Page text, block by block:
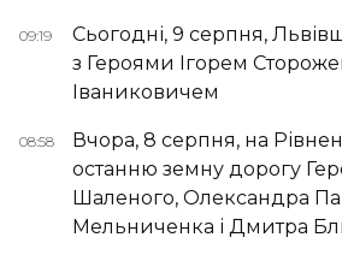
09:19
Сьогодні, 9 серпня,
з Героями Ігорем
Іваниковичем
08:58
Вчора, 8 серпня, на
останню земну дорогу
Шаленого, Олександра
Мельниченка і Дмитра